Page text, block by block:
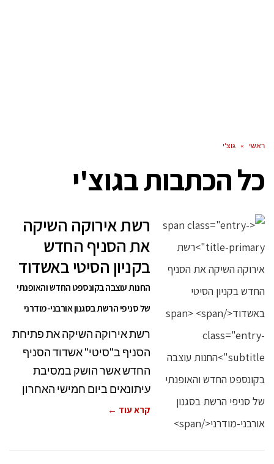
ראשי » גוצ'י
כל הכתבות בגוצ'י
רשת אירוקה השיקה
את הסניף החדש
בקניון הסיטי באשדוד
החנות עוצבה בקונספט החדש והאופנתי
של סניפי הרשת בסגנון אורבני-מודרני
רשת אירוקה השיקה את פתיחת
הסניף ב"סיטי" אשדוד הסניף
החדש אשר הושק במסיבת
עיתונאים ביום חמישי האחרון
קרא עוד ←